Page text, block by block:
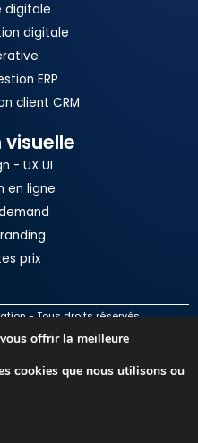
digitale
digitale
ERP
client CRM
- UX UI
en ligne
prix
- Tous droits réservés
légalesoffrir la meilleure
cookies que nous utilisons ou